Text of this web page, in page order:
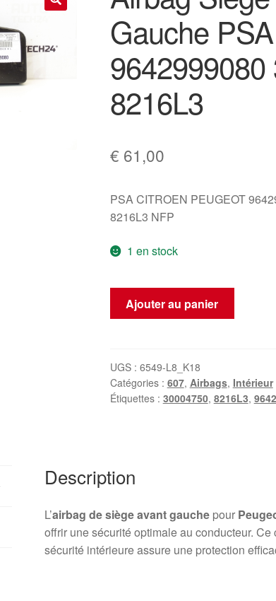
Gauche
8216L3
€ 61,00
PSA CITROEN PEUGEOT
8216L3 NFP
1 en stock
quantité
Avant
Gauche
PSA
8216L3
Ajouter au panier
UGS : 6549-L8_K18
Catégories : 607, Airbags, Intérieur
Étiquettes : 30004750, 8216L3,
Description
L’airbag de siège avant gauche pour
offrir une sécurité optimale au conducteur.
sécurité intérieure assure une protection